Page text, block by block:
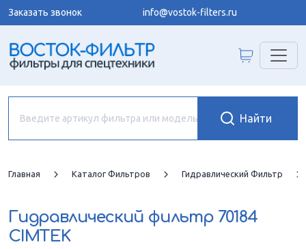
Заказать звонок info@vostok-filters.ru
Главная Каталог Фильтров Гидравлический Фильтр
Гидравлический фильтр 70184
CIMTEK